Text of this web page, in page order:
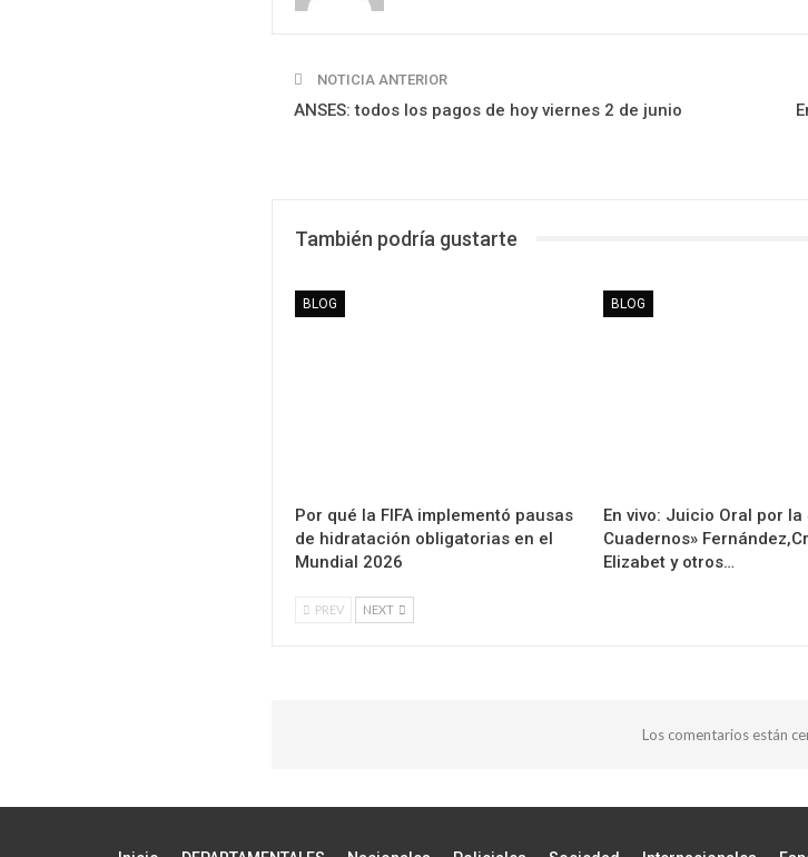
NOTICIA ANTERIOR
ANSES: todos los pagos de hoy viernes 2 de junio
También podría gustarte
BLOG
Por qué la FIFA implementó pausas
de hidratación obligatorias en el
Mundial 2026
BLOG
En vivo: Juicio Oral por la
Cuadernos»
Elizabet y otros…
PREV NEXT
Los comentarios están